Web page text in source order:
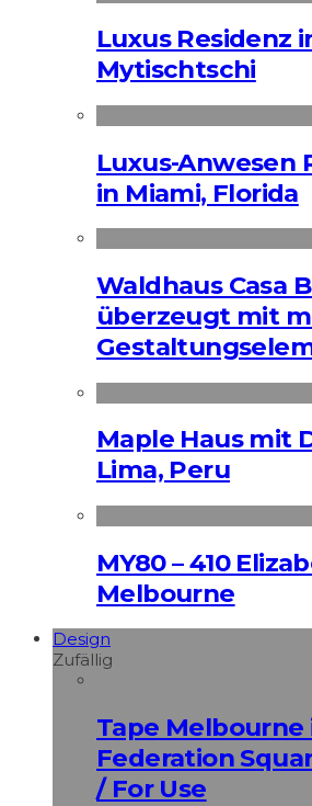
Luxus Residenz
Mytischtschi
Luxus-Anwesen
in Miami, Florida
Waldhaus Casa
überzeugt mit
Maple Haus mit
Lima, Peru
MY80 – 410
Melbourne
Design
Zufällig
Tape Melbourne
Federation
/ For Use